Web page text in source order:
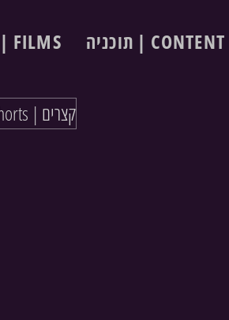
סרטים | FILMS תוכניה | CONTENT
Shorts | קצרים